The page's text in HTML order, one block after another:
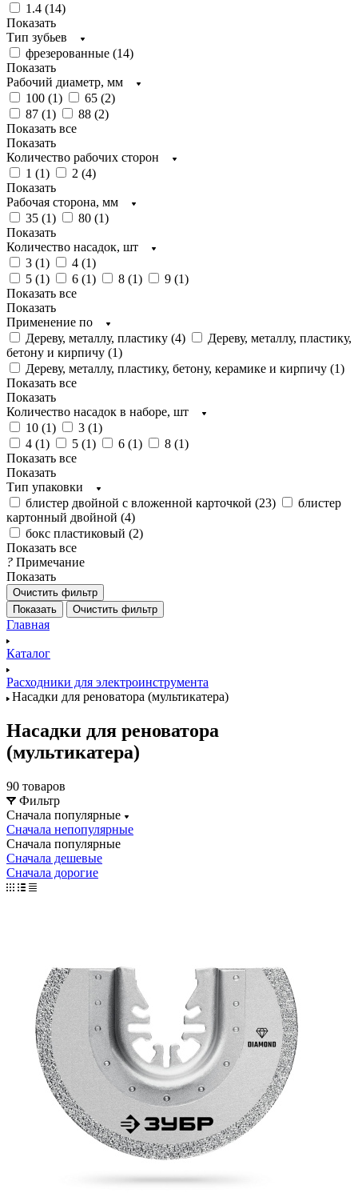
1.4 (14)
Показать
Тип зубьев
фрезерованные (14)
Показать
Рабочий диаметр, мм
100 (1) 65 (2)
87 (1) 88 (2)
Показать все
Показать
Количество рабочих сторон
1 (1) 2 (4)
Показать
Рабочая сторона, мм
35 (1) 80 (1)
Показать
Количество насадок, шт
3 (1) 4 (1)
5 (1) 6 (1) 8 (1) 9 (1)
Показать все
Показать
Применение по
Дереву, металлу, пластику (4)
Дереву, металлу, пластику,
бетону и кирпичу (1)
Дереву, металлу, пластику, бетону, керамике и кирпичу (1)
Показать все
Показать
Количество насадок в наборе, шт
10 (1) 3 (1)
4 (1) 5 (1) 6 (1) 8 (1)
Показать все
Показать
Тип упаковки
блистер двойной с вложенной карточкой (23)
блистер
картонный двойной (4)
бокс пластиковый (2)
Показать все
? Примечание
Показать
Очистить фильтр
Показать
Очистить фильтр
Главная
Каталог
Расходники для электроинструмента
Насадки для реноватора (мультикатера)
Насадки для реноватора
(мультикатера)
90 товаров
Фильтр
Сначала популярные
Сначала непопулярные
Сначала популярные
Сначала дешевые
Сначала дорогие